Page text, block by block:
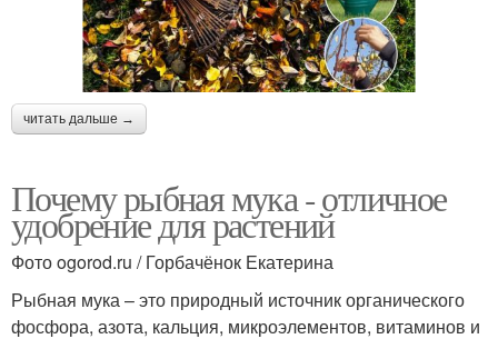
читать дальше →
Почему рыбная мука - отличное
удобрение для растений
Фото ogorod.ru / Горбачёнок Екатерина
Рыбная мука – это природный источник органического
фосфора, азота, кальция, микроэлементов, витаминов и